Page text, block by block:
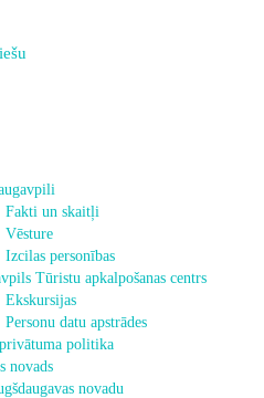
Fakti un skaitļi
Vēsture
Izcilas personības
Tūristu apkalpošanas centrs
Ekskursijas
Personu datu apstrādes
privātuma politika
novads
novadu